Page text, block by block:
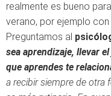
realmente es bueno
verano, por ejemplo
Preguntamos al
sea aprendizaje, llevar
que aprendes te
a recibir siempre de otra